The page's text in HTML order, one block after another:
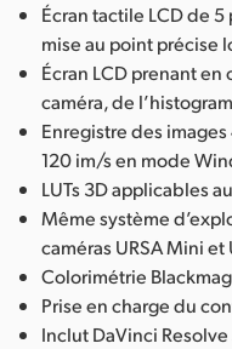
Écran tactile LCD de
mise au point précise
Écran LCD prenant en
caméra, de
Enregistre des images
120 im/s en mode
LUTs 3D applicables
Même système
caméras URSA Mini et
Colorimétrie
Prise en charge du
Inclut DaVinci